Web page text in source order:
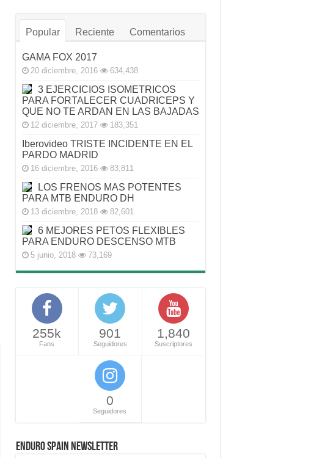
Popular Reciente Comentarios
GAMA FOX 2017
20 diciembre, 2016 634,438
3 EJERCICIOS ISOMETRICOS
PARA FORTALECER CUADRICEPS Y
QUE NO TE ARDAN EN LAS BAJADAS
12 diciembre, 2017 183,351
Iberovideo TRISTE INCIDENTE EN EL
PARDO MADRID
16 diciembre, 2016 83,811
LOS FRENOS MAS POTENTES
PARA MTB ENDURO DH
13 diciembre, 2018 82,601
6 MEJORES PETOS FLEXIBLES
PARA ENDURO DESCENSO MTB
5 junio, 2018 73,169
255k
Fans
901
Seguidores
1,840
Suscriptores
0
Seguidores
ENDURO SPAIN NEWSLETTER